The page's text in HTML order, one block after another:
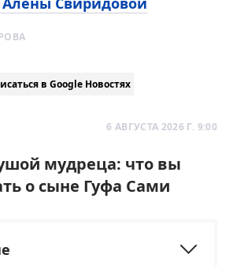
в Google Новостях
6 АВГУСТА 2026 Г. 9:00
мудреца: что вы
о сыне Гуфа Сами